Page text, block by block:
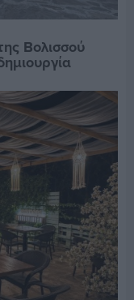
Βολισσού